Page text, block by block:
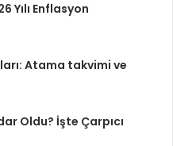
Yılı Enflasyon
Atama takvimi ve
Oldu? İşte Çarpıcı